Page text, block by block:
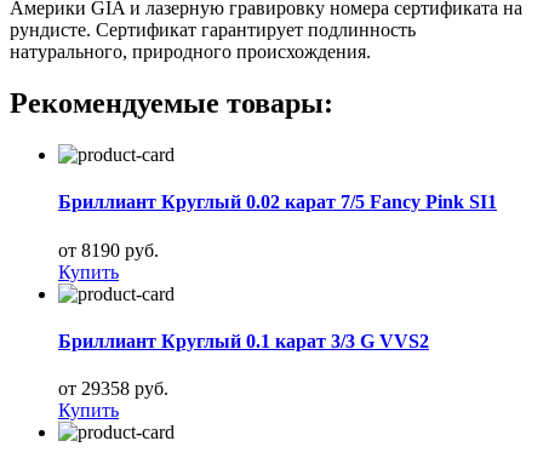
Америки GIA и лазерную гравировку номера сертификата на
рундисте. Сертификат гарантирует подлинность
натурального, природного происхождения.
Рекомендуемые товары:
Бриллиант Круглый 0.02 карат 7/5 Fancy Pink SI1
от 8190 руб.
Купить
Бриллиант Круглый 0.1 карат 3/3 G VVS2
от 29358 руб.
Купить